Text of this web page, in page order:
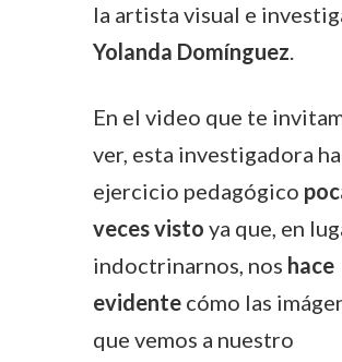
la artista visual e
Yolanda Domínguez.
En el video que te
ver, esta investigadora
ejercicio pedagógico
veces visto ya que, en
indoctrinarnos, nos hace
evidente cómo las
que vemos a nuestro